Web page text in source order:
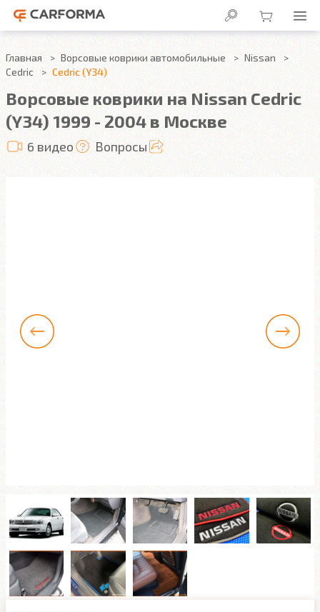
Главная Ворсовые коврики автомобильные
Nissan
Cedric
Cedric (Y34)
Ворсовые коврики на Nissan Cedric
(Y34) 1999 - 2004 в Москве
6 видео Вопросы